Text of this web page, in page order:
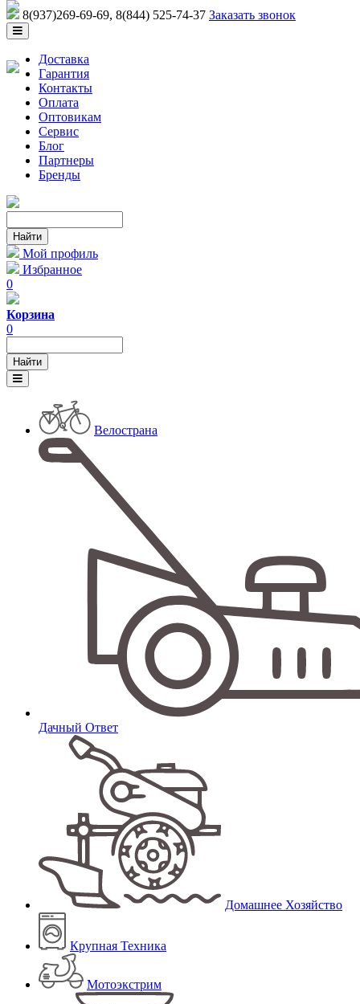
8(937)269-69-69, 8(844) 525-74-37 Заказать звонок
Доставка
Гарантия
Контакты
Оплата
Оптовикам
Сервис
Блог
Партнеры
Бренды
Мой профиль
Избранное
0
Корзина
0
Велострана
Дачный Ответ
Домашнее Хозяйство
Крупная Техника
Мотоэкстрим